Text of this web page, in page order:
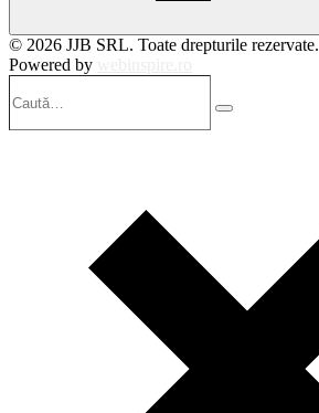
© 2026 JJB SRL. Toate drepturile rezervate.
Powered by
Search